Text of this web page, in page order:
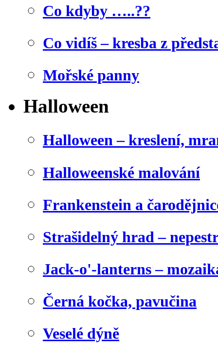
Co kdyby …..??
Co vidíš – kresba z
Mořské panny
Halloween
Halloween – kreslení,
Halloweenské malování
Frankenstein a
Strašidelný hrad –
Jack-o'-lanterns –
Černá kočka, pavučina
Veselé dýně